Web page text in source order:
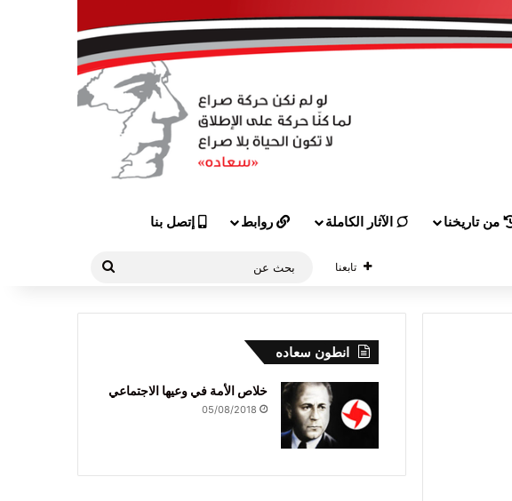
من تاريخنا الآثار الكاملة روابط إتصل بنا
تابعنا
انطون سعاده
خلاص الأمة في وعيها الاجتماعي
05/08/2018